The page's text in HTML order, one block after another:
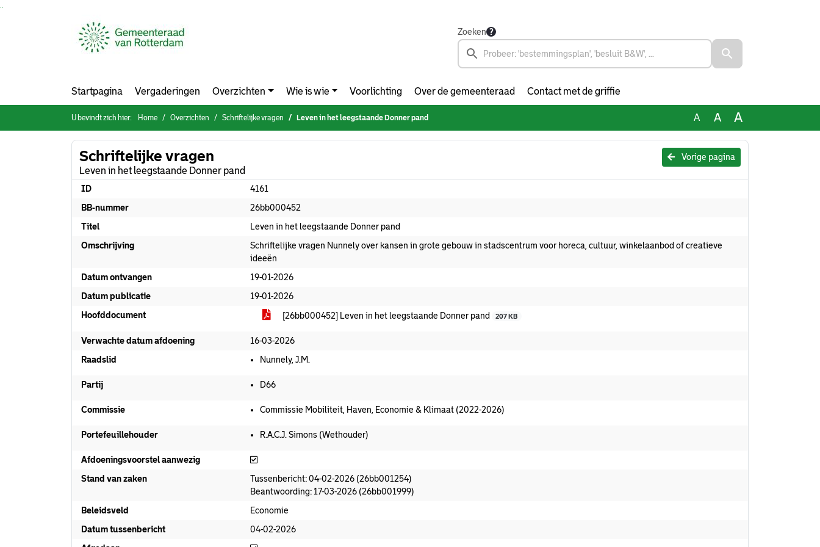
Zoeken
Startpagina Vergaderingen Overzichten Wie is wie Voorlichting Over de gemeenteraad Contact met de griffie
U bevindt zich hier: Home Overzichten Schriftelijke vragen Leven in het leegstaande Donner pand A A A
Vorige pagina
Schriftelijke vragen
Leven in het leegstaande Donner pand
ID
4161
BB-nummer
26bb000452
Titel
Leven in het leegstaande Donner pand
Omschrijving
Schriftelijke vragen Nunnely over kansen in grote gebouw in stadscentrum voor horeca, cultuur, winkelaanbod of creatieve
ideeën
Datum ontvangen
19-01-2026
Datum publicatie
19-01-2026
Hoofddocument
[26bb000452] Leven in het leegstaande Donner pand 207 KB
Verwachte datum afdoening
16-03-2026
Raadslid
Nunnely, J.M.
Partij D66
Commissie Commissie Mobiliteit, Haven, Economie & Klimaat (2022-2026)
Portefeuillehouder R.A.C.J. Simons (Wethouder)
Afdoeningsvoorstel aanwezig
Afdoeningsvoorstel aanwezig
Stand van zaken
Tussenbericht: 04-02-2026 (26bb001254)
Beantwoording: 17-03-2026 (26bb001999)
Beleidsveld
Economie
Datum tussenbericht
04-02-2026